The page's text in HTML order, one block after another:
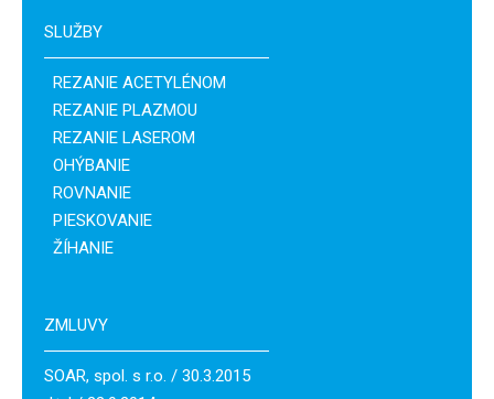
SLUŽBY
REZANIE ACETYLÉNOM
REZANIE PLAZMOU
REZANIE LASEROM
OHÝBANIE
ROVNANIE
PIESKOVANIE
ŽÍHANIE
ZMLUVY
SOAR, spol. s r.o. / 30.3.2015